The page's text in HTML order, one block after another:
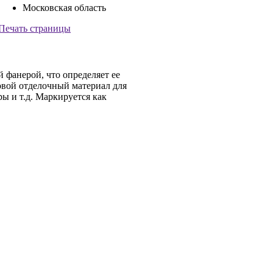
Московская область
страницы
что определяет ее
отделочный материал для
и т.д. Маркируется как